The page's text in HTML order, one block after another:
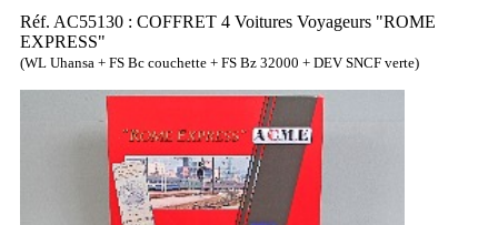
Réf. AC55130 : COFFRET 4 Voitures Voyageurs "ROME
EXPRESS"
(WL Uhansa + FS Bc couchette + FS Bz 32000 + DEV SNCF verte)